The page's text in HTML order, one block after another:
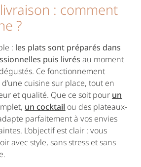
: comment
?
: les plats sont préparés dans
puis livrés au moment
Ce fonctionnement
cuisine sur place, tout en
et qualité. Que ce soit pour un
un cocktail ou des plateaux-
parfaitement à vos envies
L’objectif est clair : vous
avec style, sans stress et sans